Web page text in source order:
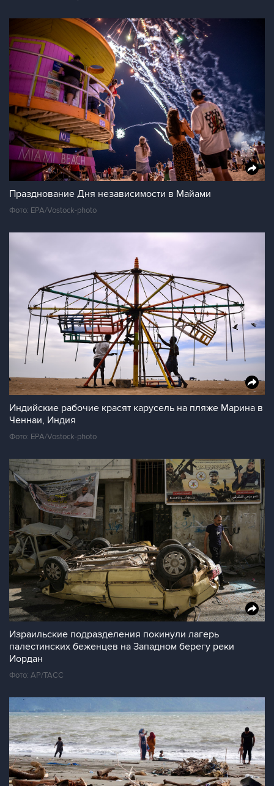
Празднование Дня независимости в Майами
Фото: EPA/Vostock-photo
Индийские рабочие красят карусель на пляже Марина в
Ченнаи, Индия
Фото: EPA/Vostock-photo
Израильские подразделения покинули лагерь
палестинских беженцев на Западном берегу реки
Иордан
Фото: AP/ТАСС